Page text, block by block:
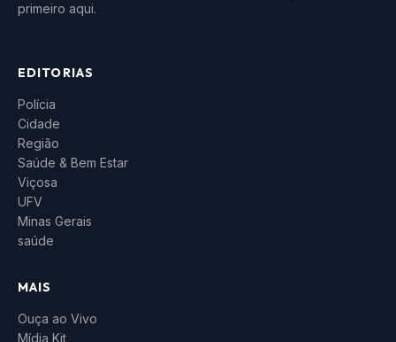
primeiro aqui.
EDITORIAS
Polícia
Cidade
Região
Saúde & Bem Estar
Viçosa
UFV
Minas Gerais
saúde
MAIS
Ouça ao Vivo
Mídia Kit